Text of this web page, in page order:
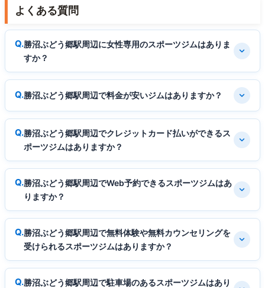
よくある質問
勝沼ぶどう郷駅周辺に女性専用のスポーツジムはありま
すか？
勝沼ぶどう郷駅周辺で料金が安いジムはありますか？
勝沼ぶどう郷駅周辺でクレジットカード払いができるス
ポーツジムはありますか？
勝沼ぶどう郷駅周辺でWeb予約できるスポーツジムはあ
りますか？
勝沼ぶどう郷駅周辺で無料体験や無料カウンセリングを
受けられるスポーツジムはありますか？
勝沼ぶどう郷駅周辺で駐車場のあるスポーツジムはあり